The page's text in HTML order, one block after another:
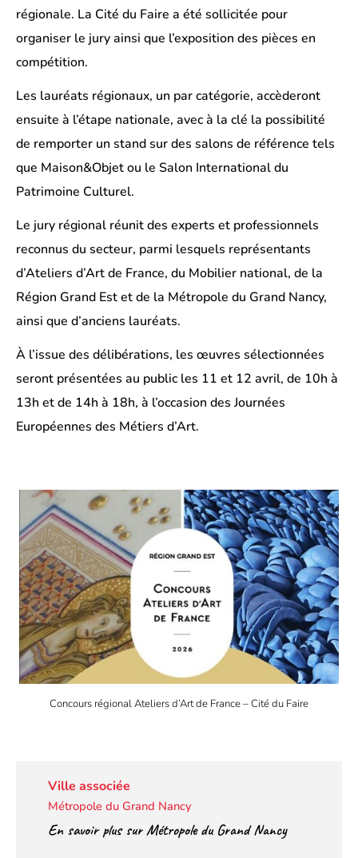
régionale. La Cité du Faire a été sollicitée pour
organiser le jury ainsi que l’exposition des pièces en
compétition.
Les lauréats régionaux, un par catégorie, accèderont
ensuite à l’étape nationale, avec à la clé la possibilité
de remporter un stand sur des salons de référence tels
que Maison&Objet ou le Salon International du
Patrimoine Culturel.
Le jury régional réunit des experts et professionnels
reconnus du secteur, parmi lesquels représentants
d’Ateliers d’Art de France, du Mobilier national, de la
Région Grand Est et de la Métropole du Grand Nancy,
ainsi que d’anciens lauréats.
À l’issue des délibérations, les œuvres sélectionnées
seront présentées au public les 11 et 12 avril, de 10h à
13h et de 14h à 18h, à l’occasion des Journées
Européennes des Métiers d’Art.
Concours régional Ateliers d’Art de France – Cité du Faire
Ville associée
Métropole du Grand Nancy
En savoir plus sur Métropole du Grand Nancy